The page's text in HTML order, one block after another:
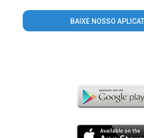
BAIXE NOSSO